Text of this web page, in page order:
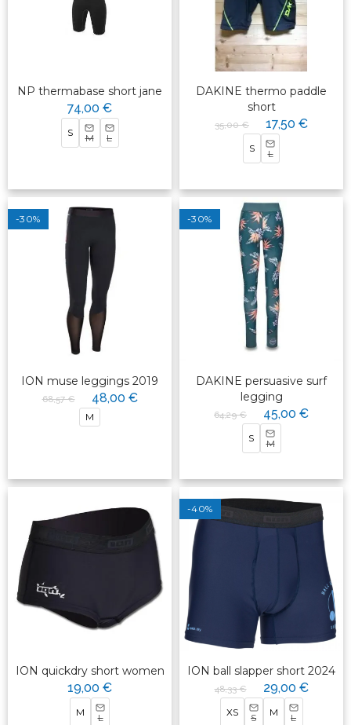
NP thermabase short jane
74,00 €
S M L
DAKINE thermo paddle
short
35,00 € 17,50 €
S L
-30%
ION muse leggings 2019
68,57 € 48,00 €
M
-30%
DAKINE persuasive surf
legging
64,29 € 45,00 €
S M
ION quickdry short women
19,00 €
M L
-40%
ION ball slapper short 2024
48,33 € 29,00 €
XS S M L